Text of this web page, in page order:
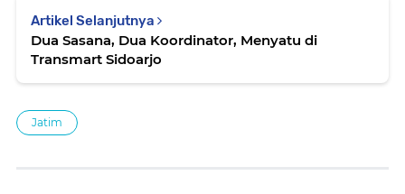
Artikel Selanjutnya
Dua Sasana, Dua Koordinator, Menyatu di
Transmart Sidoarjo
Jatim